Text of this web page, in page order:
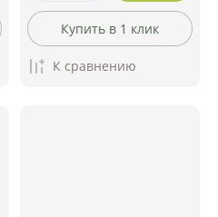
Купить в 1 клик
К сравнению